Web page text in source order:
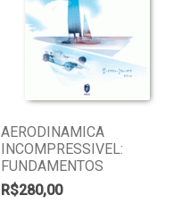
AERODINAMICA
INCOMPRESSIVEL:
FUNDAMENTOS
R$280,00